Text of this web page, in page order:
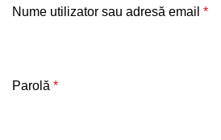
Nume utilizator sau adresă email *
Parolă *